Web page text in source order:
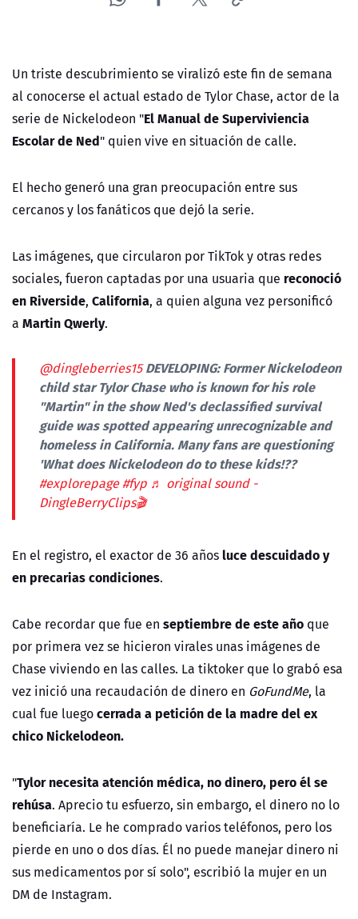
Un triste descubrimiento se viralizó este fin de semana
al conocerse el actual estado de Tylor Chase, actor de la
serie de Nickelodeon "El Manual de Superviviencia
Escolar de Ned" quien vive en situación de calle.
El hecho generó una gran preocupación entre sus
cercanos y los fanáticos que dejó la serie.
Las imágenes, que circularon por TikTok y otras redes
sociales, fueron captadas por una usuaria que reconoció
en Riverside, California, a quien alguna vez personificó
a Martin Qwerly.
@dingleberries15DEVELOPING: Former Nickelodeon
child star Tylor Chase who is known for his role
"Martin" in the show Ned's declassified survival
guide was spotted appearing unrecognizable and
homeless in California. Many fans are questioning
'What does Nickelodeon do to these kids!??
#explorepage #fyp ♬ original sound -
DingleBerryClips🎬
En el registro, el exactor de 36 años luce descuidado y
en precarias condiciones.
Cabe recordar que fue en septiembre de este año que
por primera vez se hicieron virales unas imágenes de
Chase viviendo en las calles. La tiktoker que lo grabó esa
vez inició una recaudación de dinero en GoFundMe, la
cual fue luegocerrada a petición de la madre del ex
chico Nickelodeon.
"Tylor necesita atención médica, no dinero, pero él se
rehúsa. Aprecio tu esfuerzo, sin embargo, el dinero no lo
beneficiaría. Le he comprado varios teléfonos, pero los
pierde en uno o dos días. Él no puede manejar dinero ni
sus medicamentos por sí solo", escribió la mujer en un
DM de Instagram.